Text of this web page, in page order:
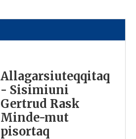
Allagarsiuteqqitaq
- Sisimiuni
Gertrud Rask
Minde-mut
pisortaq